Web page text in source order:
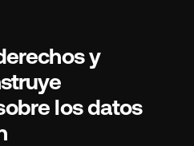
y
los datos